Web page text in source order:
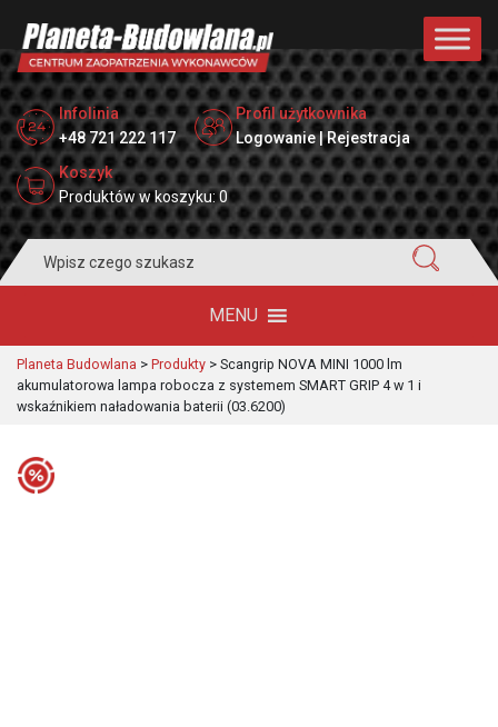
Infolinia
+48 721 222 117
Profil użytkownika
Logowanie | Rejestracja
Koszyk
Produktów w koszyku: 0
for:
MENU
Planeta Budowlana > Produkty > Scangrip NOVA MINI 1000 lm
akumulatorowa lampa robocza z systemem SMART GRIP 4 w 1 i
wskaźnikiem naładowania baterii (03.6200)